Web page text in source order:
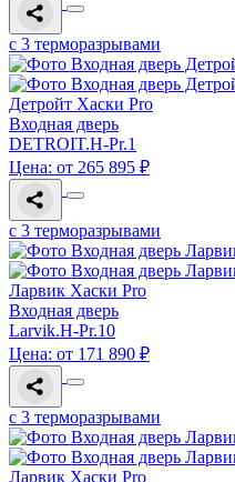
с 3 терморазрывами
Детройт Хаски Pro
Входная дверь
DETROIT.H-Pr.1
Цена: от 265 895 ₽
с 3 терморазрывами
Ларвик Хаски Pro
Входная дверь
Larvik.H-Pr.10
Цена: от 171 890 ₽
с 3 терморазрывами
Ларвик Хаски Pro